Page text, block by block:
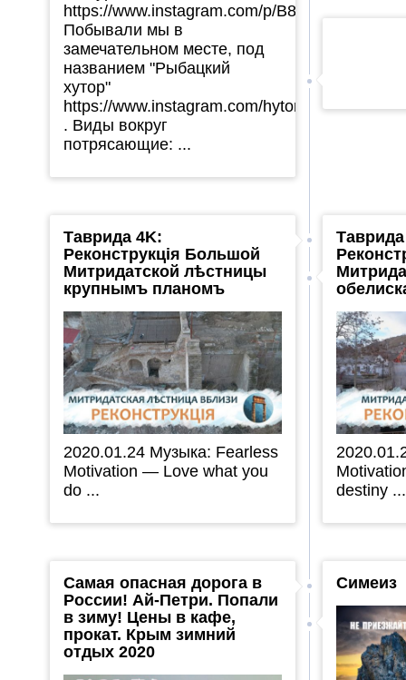
https://www.instagram.com/p/B8Q2vYlJsvt/
Побывали мы в
замечательном месте, под
названием "Рыбацкий
хутор"
https://www.instagram.com/hytor_sokolinoe/
. Виды вокруг
потрясающие: ...
Таврида 4K:
Реконструкція Большой
Митридатской лѣстницы
крупнымъ планомъ
2020.01.24 Музыка: Fearless
Motivation — Love what you
do ...
destiny ...
Самая опасная дорога в
России! Ай-Петри. Попали
в зиму! Цены в кафе,
прокат. Крым зимний
отдых 2020
Симеиз